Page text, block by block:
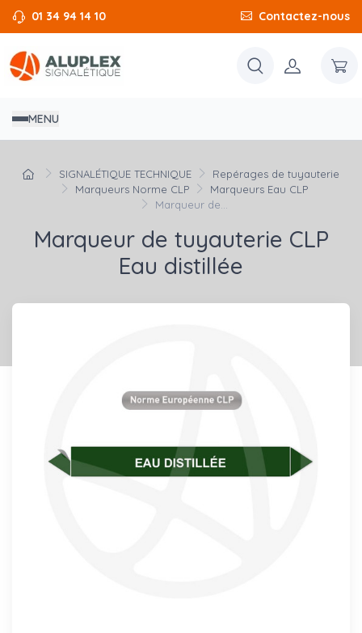
01 34 94 14 10 Contactez-nous
MENU
SIGNALÉTIQUE TECHNIQUE
Repérages de tuyauterie
Marqueurs Norme CLP
Marqueurs Eau CLP
Marqueur de...
Marqueur de tuyauterie CLP
Eau distillée